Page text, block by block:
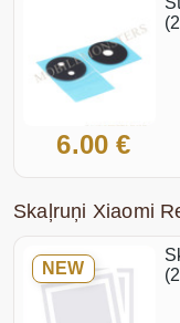
6.00 €
Skaļruņi Xiaomi
NEW